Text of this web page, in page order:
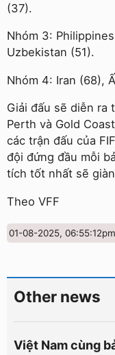
(37).
Nhóm 3:
Uzbekistan (51).
Nhóm 4: Iran (68),
Giải đấu sẽ diễn ra
Perth và Gold
các trận đấu của
đội đứng đầu mỗi
tích tốt nhất sẽ
Theo VFF
01-08-2025, 06:55:12pm
Other news
Việt Nam cùng